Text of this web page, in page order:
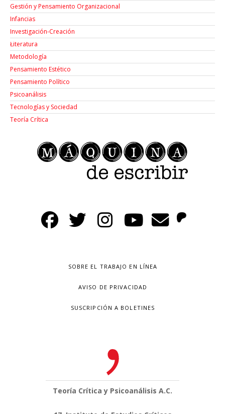
Gestión y Pensamiento Organizacional
Infancias
Investigación-Creación
Łiteratura
Metodología
Pensamiento Estético
Pensamiento Político
Psicoanálisis
Tecnologías y Sociedad
Teoría Crítica
SOBRE EL TRABAJO EN LÍNEA
AVISO DE PRIVACIDAD
SUSCRIPCIÓN A BOLETINES
Teoría Crítica y Psicoanálisis A.C.